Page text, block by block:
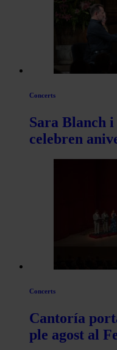
Concerts
Sara Blanch
celebren
Concerts
Cantoría
ple agost al